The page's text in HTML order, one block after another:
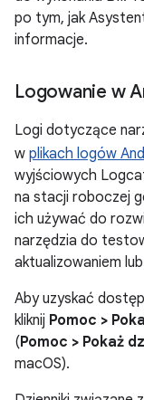
po tym, jak
informacje.
Logowanie w
Logi dotyczące
w plikach logów
wyjściowych
na stacji roboczej
ich używać do
narzędzia do
aktualizowaniem
Aby uzyskać
kliknij Pomoc >
(Pomoc > Pokaż
macOS).